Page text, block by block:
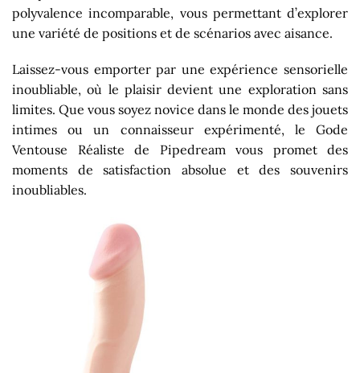
polyvalence incomparable, vous permettant d’explorer
une variété de positions et de scénarios avec aisance.
Laissez-vous emporter par une expérience sensorielle
inoubliable, où le plaisir devient une exploration sans
limites. Que vous soyez novice dans le monde des jouets
intimes ou un connaisseur expérimenté, le Gode
Ventouse Réaliste de Pipedream vous promet des
moments de satisfaction absolue et des souvenirs
inoubliables.